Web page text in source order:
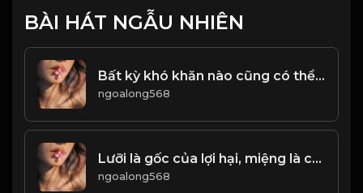
BÀI HÁT NGẪU NHIÊN
Bất kỳ khó khăn nào cũng có thể vượt qua, khi ta không ngừng cố gắng! & Đạo
ngoalong568
Lưỡi là gốc của lợi hại, miệng là cửa của đồ họa! Đạo
ngoalong568